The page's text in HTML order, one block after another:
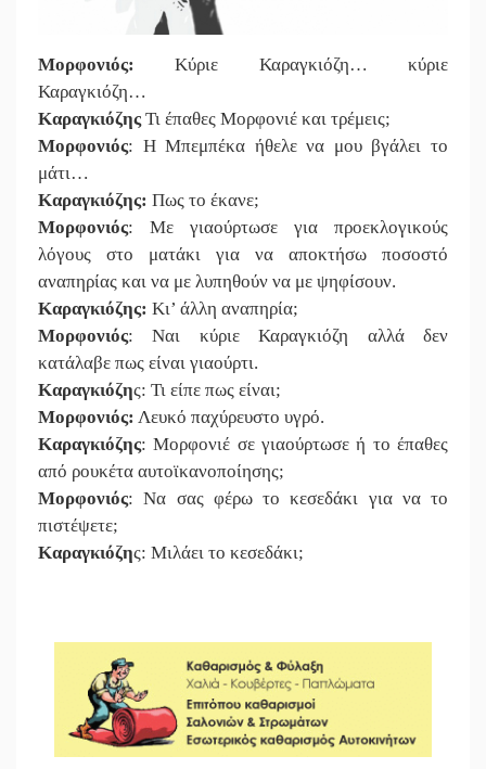
Μορφονιός:
Κύριε Καραγκιόζη… κύριε
Καραγκιόζη…
ΚαραγκιόζηςΤι έπαθες Μορφονιέ και τρέμεις;
Μορφονιός: Η Μπεμπέκα ήθελε να μου βγάλει το
μάτι…
Καραγκιόζης: Πως το έκανε;
Μορφονιός: Με γιαούρτωσε για προεκλογικούς
λόγους στο ματάκι για να αποκτήσω ποσοστό
αναπηρίας και να με λυπηθούν να με ψηφίσουν.
Καραγκιόζης: Κι’ άλλη αναπηρία;
Μορφονιός: Ναι κύριε Καραγκιόζη αλλά δεν
κατάλαβε πως είναι γιαούρτι.
Καραγκιόζης: Τι είπε πως είναι;
Μορφονιός: Λευκό παχύρευστο υγρό.
Καραγκιόζης: Μορφονιέ σε γιαούρτωσε ή το έπαθες
από ρουκέτα αυτοϊκανοποίησης;
Μορφονιός: Να σας φέρω το κεσεδάκι για να το
πιστέψετε;
Καραγκιόζης: Μιλάει το κεσεδάκι;